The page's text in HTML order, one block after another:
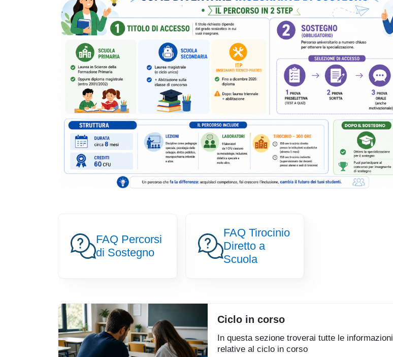
Image
FAQ Percorsi
di Sostegno
Image
FAQ Tirocinio
Diretto a
Scuola
Ciclo in corso
In questa sezione troverai tutte le informazioni
relative al ciclo in corso